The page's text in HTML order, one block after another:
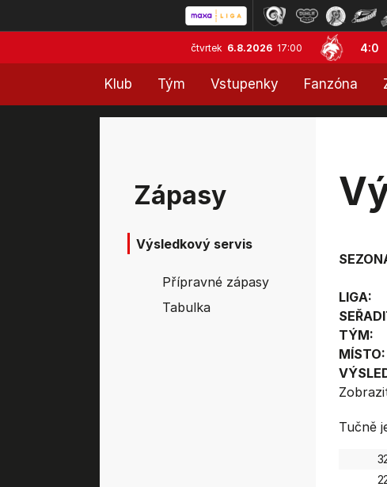
čtvrtek 6.8.2026 17:00 4:0
Klub Tým Vstupenky Fanzóna
Zápasy
Výsledkový servis
Přípravné zápasy
Tabulka
LIGA:
TÝM:
MÍSTO:
Tučně